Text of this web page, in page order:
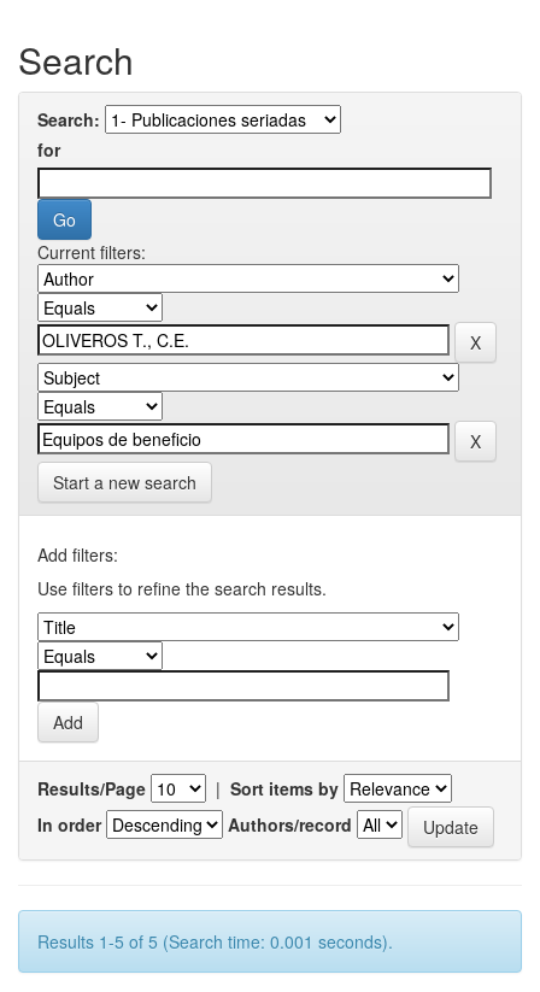
Search
Search:
for
Current filters:
Start a new search
Add filters:
Use filters to refine the search results.
Results/Page | Sort items by
In order
Authors/record
Results 1-5 of 5 (Search time: 0.001 seconds).